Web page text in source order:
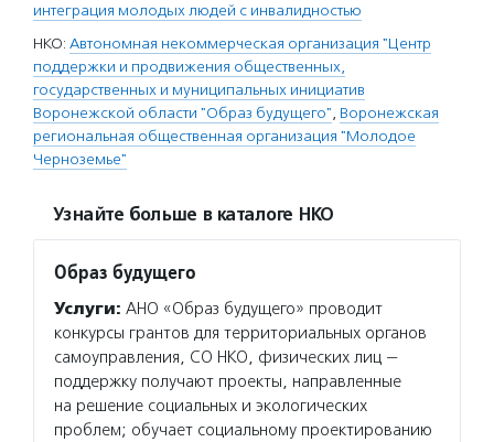
интеграция молодых людей с инвалидностью
НКО: Автономная некоммерческая организация "Центр
поддержки и продвижения общественных,
государственных и муниципальных инициатив
Воронежской области "Образ будущего", Воронежская
региональная общественная организация "Молодое
Черноземье"
Узнайте больше в каталоге НКО
Образ будущего
Услуги: АНО «Образ будущего» проводит
конкурсы грантов для территориальных органов
самоуправления, СО НКО, физических лиц —
поддержку получают проекты, направленные
на решение социальных и экологических
проблем; обучает социальному проектированию